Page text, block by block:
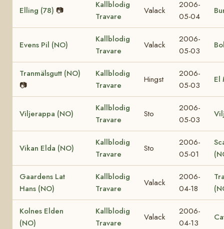
Elling (78) 📷
Kallblodig
Travare
Valack
2006-
05-04
Evens Pil (NO)
Kallblodig
Travare
Valack
2006-
05-03
Tranmälsgutt (NO)
📷
Kallblodig
Travare
Hingst
2006-
05-03
El
Viljerappa (NO)
Kallblodig
Travare
Sto
2006-
05-03
Vikan Elda (NO)
Kallblodig
Travare
Sto
2006-
05-01
Gaardens Lat
Hans (NO)
Kallblodig
Travare
Valack
2006-
04-18
Kolnes Elden
(NO)
Kallblodig
Travare
Valack
2006-
04-13